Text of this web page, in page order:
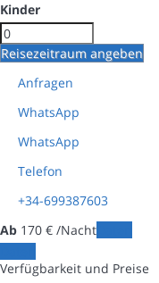
Kinder
Reisezeitraum angeben
Anfragen
WhatsApp
WhatsApp
Telefon
+34-699387603
Ab 170 € /Nacht
Verfügbarkeit und Preise